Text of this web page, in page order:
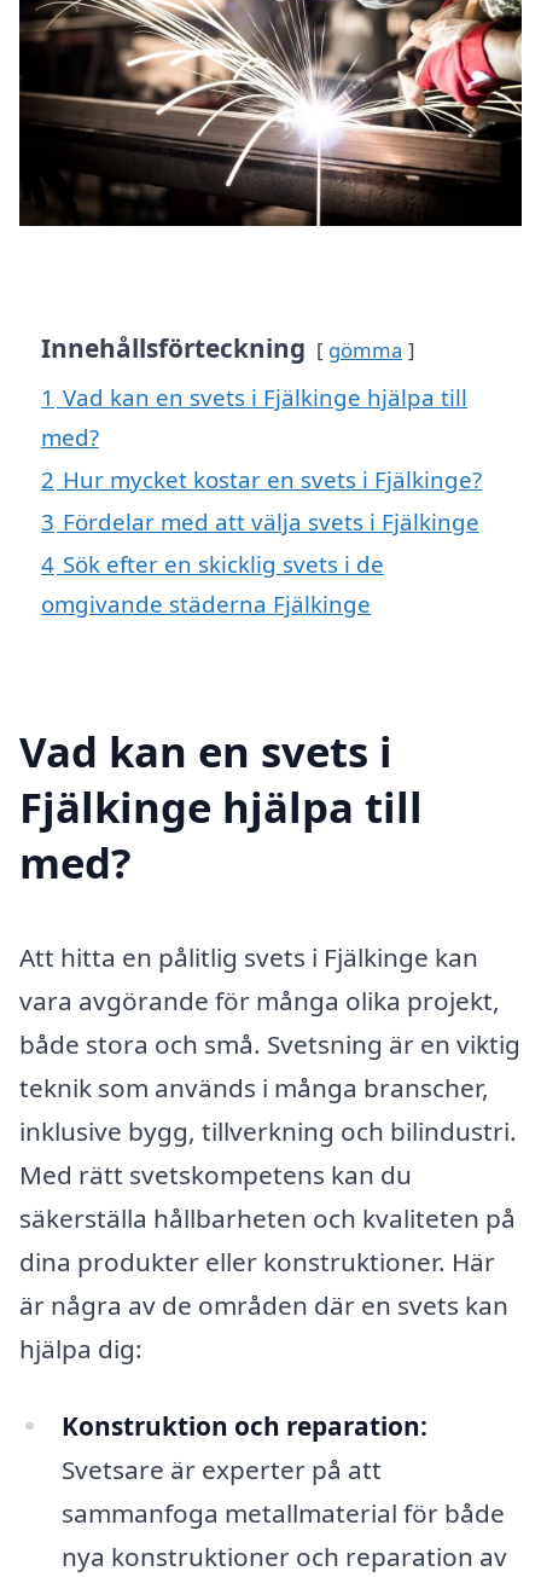
Innehållsförteckning gömma
1 Vad kan en svets i Fjälkinge hjälpa till
med?
2 Hur mycket kostar en svets i Fjälkinge?
3 Fördelar med att välja svets i Fjälkinge
4 Sök efter en skicklig svets i de
omgivande städerna Fjälkinge
Vad kan en svets i
Fjälkinge hjälpa till
med?
Att hitta en pålitlig svets i Fjälkinge kan
vara avgörande för många olika projekt,
både stora och små. Svetsning är en viktig
teknik som används i många branscher,
inklusive bygg, tillverkning och bilindustri.
Med rätt svetskompetens kan du
säkerställa hållbarheten och kvaliteten på
dina produkter eller konstruktioner. Här
är några av de områden där en svets kan
hjälpa dig:
Konstruktion och reparation:
Svetsare är experter på att
sammanfoga metallmaterial för både
nya konstruktioner och reparation av